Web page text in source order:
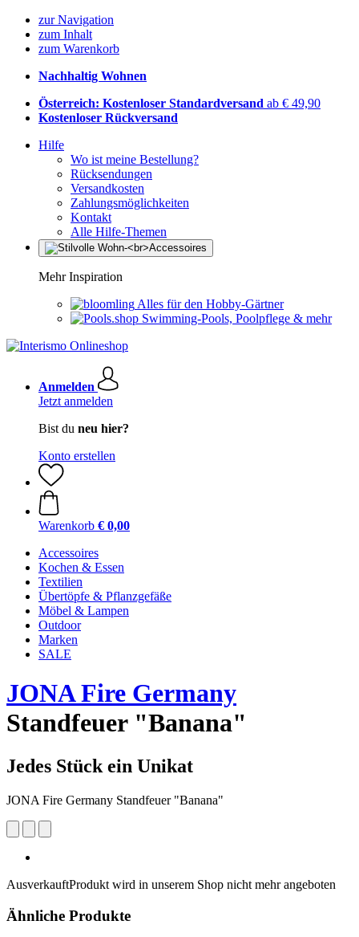
zur Navigation
zum Inhalt
zum Warenkorb
Nachhaltig Wohnen
Österreich: Kostenloser Standardversand ab € 49,90
Kostenloser Rückversand
Hilfe
Wo ist meine Bestellung?
Rücksendungen
Versandkosten
Zahlungsmöglichkeiten
Kontakt
Alle Hilfe-Themen
Mehr Inspiration
Alles für den Hobby-Gärtner
Swimming-Pools, Poolpflege & mehr
Anmelden
Jetzt anmelden
Bist du neu hier?
Konto erstellen
Warenkorb € 0,00
Accessoires
Kochen & Essen
Textilien
Übertöpfe & Pflanzgefäße
Möbel & Lampen
Outdoor
Marken
SALE
JONA Fire Germany
Standfeuer "Banana"
Jedes Stück ein Unikat
JONA Fire Germany Standfeuer "Banana"
AusverkauftProdukt wird in unserem Shop nicht mehr angeboten
Ähnliche Produkte